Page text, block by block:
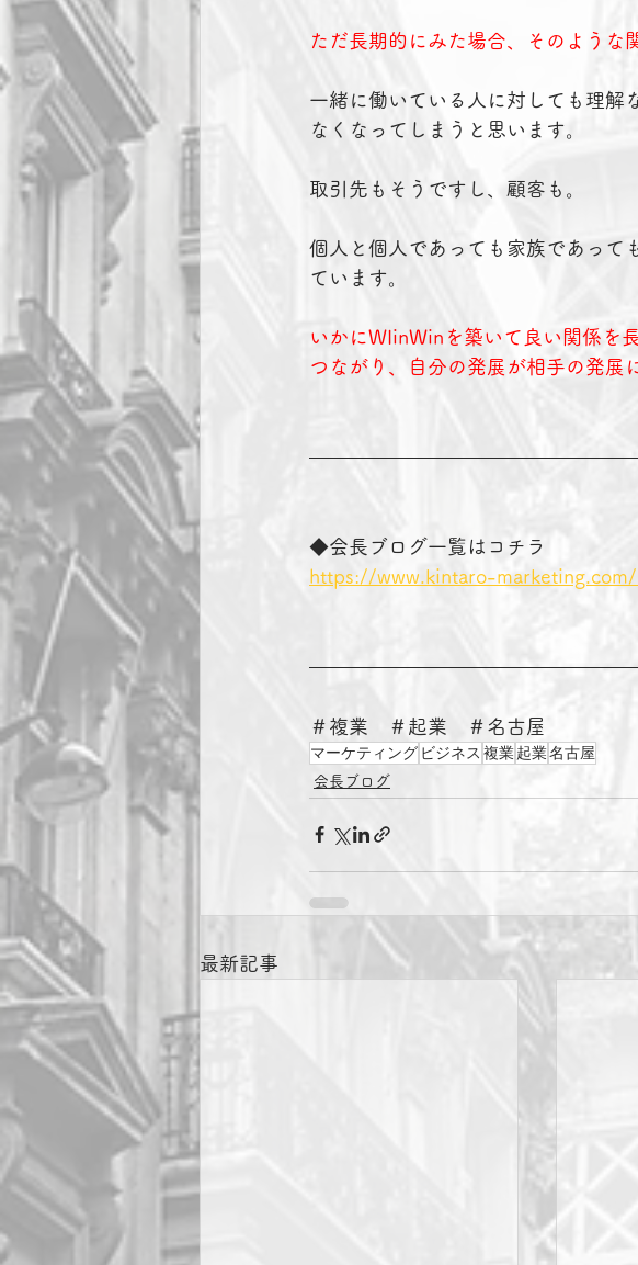
ただ長期的にみた場合、そのような
一緒に働いている人に対しても理解
なくなってしまうと思います。
取引先もそうですし、顧客も。
個人と個人であっても家族であって
ています。
いかにWIinWinを築いて良い関係を
つながり、自分の発展が相手の発展
◆会長ブログ一覧はコチラ
https://www.kintaro-
＃複業　＃起業　＃名古屋
マーケティング ビジネス 複業起業名古屋
会長ブログ
最新記事